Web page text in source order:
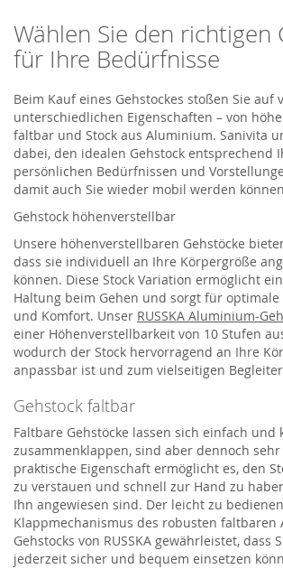
Wählen Sie den richtigen
für Ihre Bedürfnisse
Beim Kauf eines Gehstockes stoßen Sie auf
unterschiedlichen Eigenschaften – von
faltbar und Stock aus Aluminium. Sanivita
dabei, den idealen Gehstock entsprechend
persönlichen Bedürfnissen und
damit auch Sie wieder mobil werden
Gehstock höhenverstellbar
Unsere höhenverstellbaren Gehstöcke
dass sie individuell an Ihre Körpergröße
können. Diese Stock Variation ermöglicht
Haltung beim Gehen und sorgt für
und Komfort. Unser RUSSKA Aluminium-
einer Höhenverstellbarkeit von 10 Stufen
wodurch der Stock hervorragend an Ihre
anpassbar ist und zum vielseitigen
Gehstock faltbar
Faltbare Gehstöcke lassen sich einfach und
zusammenklappen, sind aber dennoch
praktische Eigenschaft ermöglicht es, den
zu verstauen und schnell zur Hand zu
Ihn angewiesen sind. Der leicht zu
Klappmechanismus des robusten faltbaren
Gehstocks von RUSSKA gewährleistet, dass
jederzeit sicher und bequem einsetzen